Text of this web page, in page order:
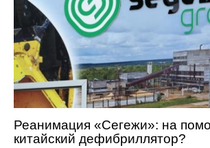
Реанимация «Сегежи»: на
китайский дефибриллятор?